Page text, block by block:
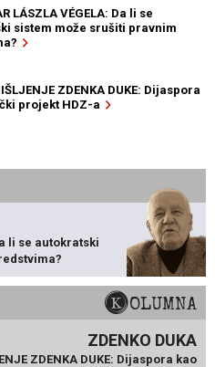
LÁSZLA VÉGELA: Da li se
sistem može srušiti pravnim
ZDENKA DUKE: Dijaspora
projekt HDZ-a
li se autokratski
KOLUMNA
ZDENKO DUKA
ZDENKA DUKE: Dijaspora kao